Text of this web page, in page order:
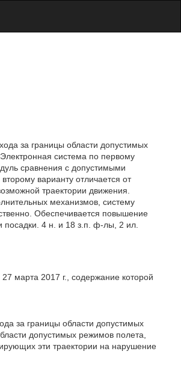
за границы области допустимых
система по первому
сравнения с допустимыми
варианту отличается от
траектории движения.
механизмов, систему
Обеспечивается повышение
посадки. 4 н. и 18 з.п. ф-лы, 2 ил.
марта 2017 г., содержание которой
за границы области допустимых
допустимых режимов полета,
эти траектории на нарушение